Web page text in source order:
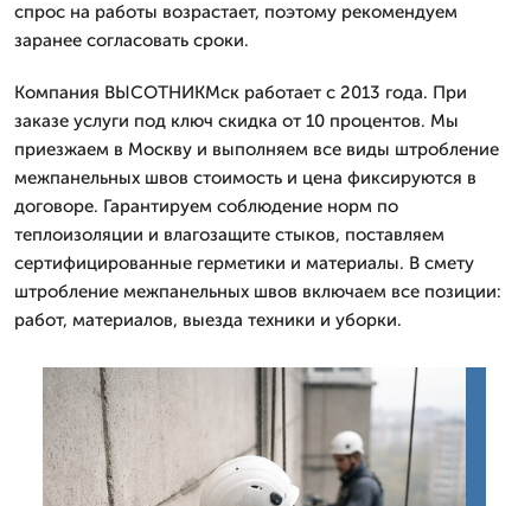
спрос на работы возрастает, поэтому рекомендуем
заранее согласовать сроки.
Компания ВЫСОТНИКМск работает с 2013 года. При
заказе услуги под ключ скидка от 10 процентов. Мы
приезжаем в Москву и выполняем все виды штробление
межпанельных швов стоимость и цена фиксируются в
договоре. Гарантируем соблюдение норм по
теплоизоляции и влагозащите стыков, поставляем
сертифицированные герметики и материалы. В смету
штробление межпанельных швов включаем все позиции:
работ, материалов, выезда техники и уборки.